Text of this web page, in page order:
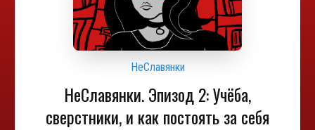
НеСлавянки
НеСлавянки. Эпизод 2: Учёба,
сверстники, и как постоять за себя